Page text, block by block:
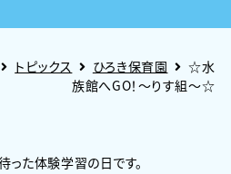
トピックス ひろき保育園
☆水
族館へGO！～りす組～☆
った体験学習の日です。